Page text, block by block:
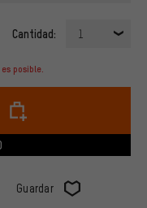
Cantidad: 1
posible.
Guardar